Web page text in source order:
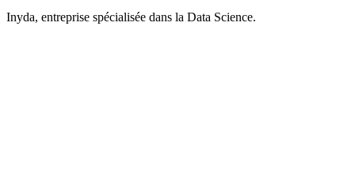
Inyda, entreprise spécialisée dans la Data Science.